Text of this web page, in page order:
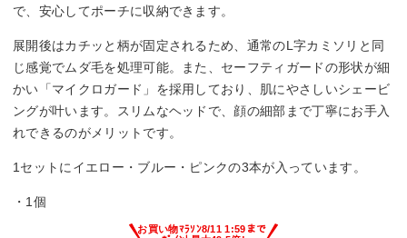
で、安心してポーチに収納できます。
展開後はカチッと柄が固定されるため、通常のL字カミソリと同
じ感覚でムダ毛を処理可能。また、セーフティガードの形状が細
かい「マイクロガード」を採用しており、肌にやさしいシェービ
ングが叶います。スリムなヘッドで、顔の細部まで丁寧にお手入
れできるのがメリットです。
1セットにイエロー・ブルー・ピンクの3本が入っています。
・1個